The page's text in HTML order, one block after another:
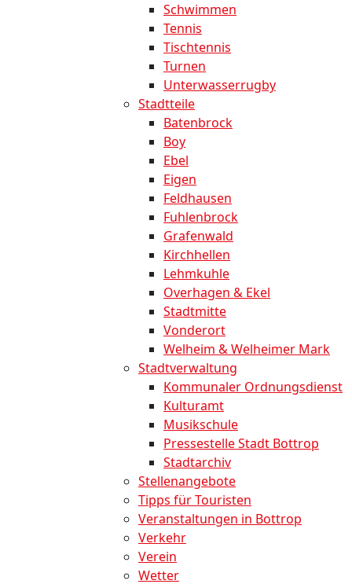
Schwimmen
Tennis
Tischtennis
Turnen
Unterwasserrugby
Stadtteile
Batenbrock
Boy
Ebel
Eigen
Feldhausen
Fuhlenbrock
Grafenwald
Kirchhellen
Lehmkuhle
Overhagen & Ekel
Stadtmitte
Vonderort
Welheim & Welheimer Mark
Stadtverwaltung
Kommunaler Ordnungsdienst
Kulturamt
Musikschule
Pressestelle Stadt Bottrop
Stadtarchiv
Stellenangebote
Tipps für Touristen
Veranstaltungen in Bottrop
Verkehr
Verein
Wetter